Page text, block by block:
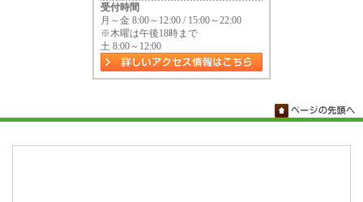
受付時間
月～金 8:00～12:00 / 15:00～22:00
※木曜は午後18時まで
土 8:00～12:00